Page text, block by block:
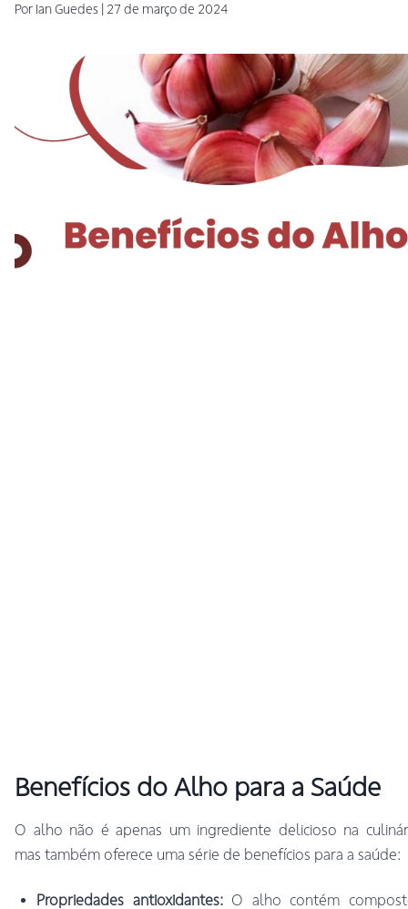
Por IanGuedes 27 de março de 2024
Benefícios do Alho para a Saúde
O alho não é apenas um ingrediente delicioso na
mas também oferece uma série de benefícios para a saúde:
Propriedades antioxidantes:O alho contém